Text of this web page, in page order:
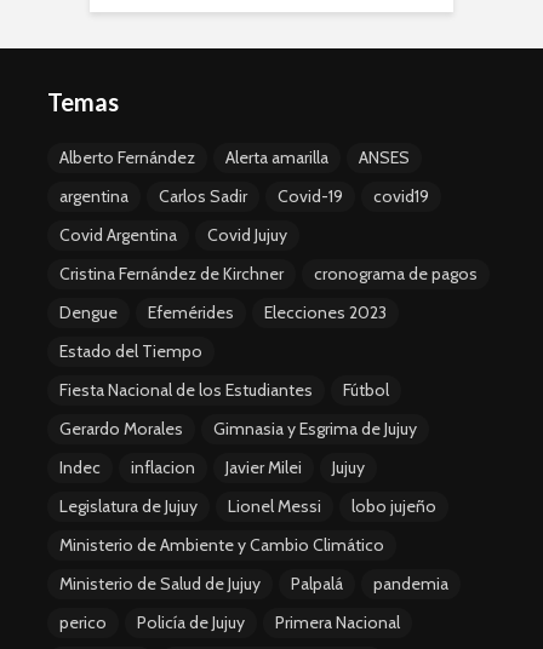
Temas
Alberto Fernández Alerta amarilla
ANSES
argentina
Carlos Sadir Covid-19
covid19
Covid Argentina
Covid Jujuy
Cristina Fernández de Kirchner
cronograma de pagos
Dengue
Efemérides
Elecciones 2023
Estado del Tiempo
Fiesta Nacional de los Estudiantes
Fútbol
Gerardo Morales
Gimnasia y Esgrima de Jujuy
Indec
inflacion Javier Milei
Jujuy
Legislatura de Jujuy
Lionel Messi
lobo jujeño
Ministerio de Ambiente y Cambio Climático
Ministerio de Salud de Jujuy
Palpalá
pandemia
perico
Policía de Jujuy Primera Nacional